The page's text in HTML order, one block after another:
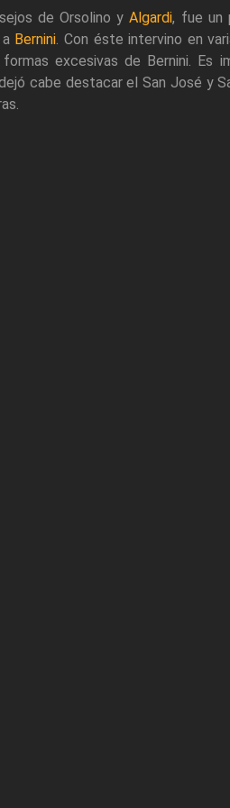
de Orsolino yAlgardi, fue un
Bernini. Con éste intervino en
excesivas de Bernini. Es
cabe destacar el San José y